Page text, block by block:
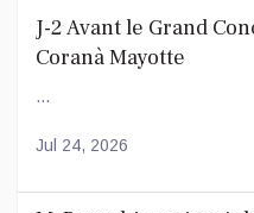
J-2 Avant le Grand
Coranà Mayotte
...
Jul 24, 2026